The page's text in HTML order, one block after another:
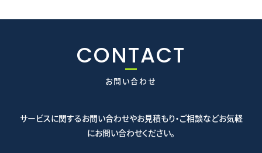
CONTACT
お問い合わせ
サービスに関するお問い合わせやお見積もり・ご相談などお気軽
にお問い合わせください。